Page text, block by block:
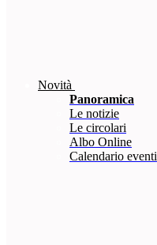
Novità
Panoramica
Le notizie
Le circolari
Albo Online
Calendario eventi